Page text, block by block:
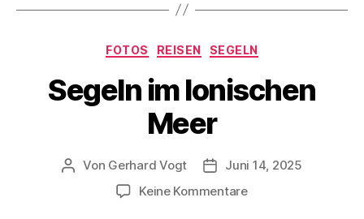
Kategorien
FOTOS REISEN SEGELN
Segeln im Ionischen
Meer
Beitragsautor
Von Gerhard Vogt Veröffentlichungsdatum
Juni 14, 2025
Keine Kommentarezu